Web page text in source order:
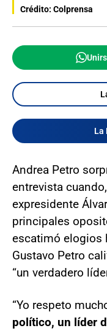
Crédito: Colprensa
La
Andrea Petro
entrevista
expresidente
principales
escatimó elogios
Gustavo Petro
“un verdadero
“Yo respeto
político, un líder